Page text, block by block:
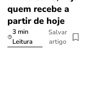
quem recebe a
partir de hoje
3 min
Leitura
Salvar
artigo